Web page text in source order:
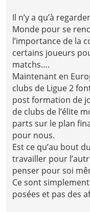
Il n’y a qu’à
Monde pour se
l’importance de la
certains joueurs
matchs….
Maintenant en
clubs de Ligue 2
post formation de
de clubs de l’élite
parts sur le plan
pour nous.
Est ce qu’au bout
travailler pour
penser pour soi
Ce sont
posées et pas des